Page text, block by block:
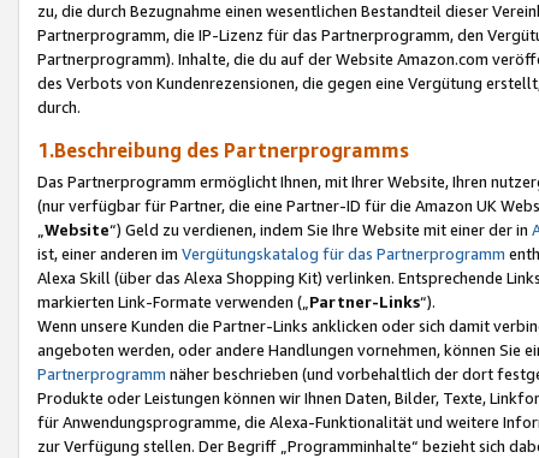
zu, die durch Bezugnahme einen wesentlichen Bestandteil dieser
Partnerprogramm, die IP-Lizenz für das Partnerprogramm, den
Partnerprogramm). Inhalte, die du auf der Website Amazon.com
des Verbots von Kundenrezensionen, die gegen eine Vergütung
durch.
1.Beschreibung des Partnerprogramms
Das Partnerprogramm ermöglicht Ihnen, mit Ihrer Website, Ihren
(nur verfügbar für Partner, die eine Partner-ID für die Amazon UK
Website“) Geld zu verdienen, indem Sie Ihre Website mit einer der in
ist, einer anderen im Vergütungskatalog für das Partnerprogramm
Alexa Skill (über das Alexa Shopping Kit) verlinken. Entsprechende
markierten Link-Formate verwenden („ Partner-Links“).
Wenn unsere Kunden die Partner-Links anklicken oder sich damit
angeboten werden, oder andere Handlungen vornehmen, können Sie
Partnerprogramm näher beschrieben (und vorbehaltlich der dort
Produkte oder Leistungen können wir Ihnen Daten, Bilder, Texte,
für Anwendungsprogramme, die Alexa-Funktionalität und weitere
zur Verfügung stellen. Der Begriff „Programminhalte“ bezieht sich